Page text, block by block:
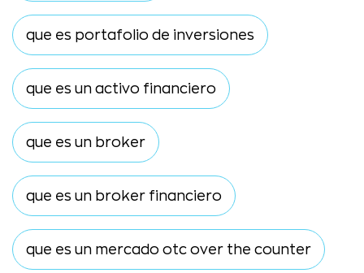
que es portafolio de inversiones
que es un activo financiero
que es un broker
que es un broker financiero
que es un mercado otc over the counter